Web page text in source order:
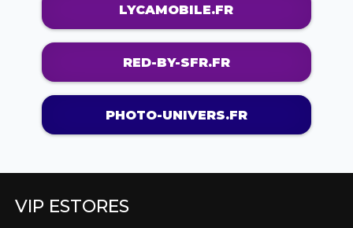
LYCAMOBILE.FR
RED-BY-SFR.FR
PHOTO-UNIVERS.FR
VIP ESTORES